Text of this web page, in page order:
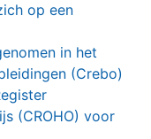
op een
in het
(Crebo)
(CROHO) voor